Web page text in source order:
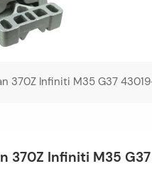
370Z Infiniti M35 G37
370Z Infiniti M35